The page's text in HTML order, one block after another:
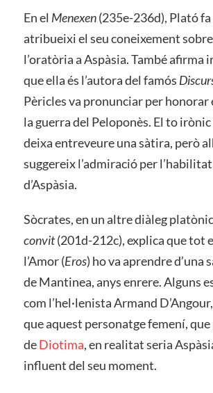
En el Menexen(235e-236d), Plató fa
atribueixi el seu coneixement sobre
l’oratòria a Aspàsia. També afirma
que ella és l’autora del famós
Pèricles va pronunciar per honorar
la guerra del Peloponès. El to
deixa entreveure una sàtira, però
suggereix l’admiració per
d’Aspàsia.
Sòcrates, en un altre diàleg
convit(201d-212c), explica que tot
l’Amor (Eros) ho va aprendre d’una
de Mantinea, anys enrere. Alguns
com l’hel·lenista Armand
que aquest personatge femení,
deDiotima, en realitat seria
influent del seu moment.